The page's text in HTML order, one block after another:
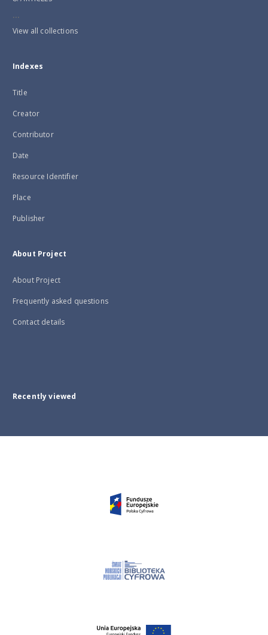
...
View all collections
Indexes
Title
Creator
Contributor
Date
Resource Identifier
Place
Publisher
About Project
About Project
Frequently asked questions
Contact details
Recently viewed